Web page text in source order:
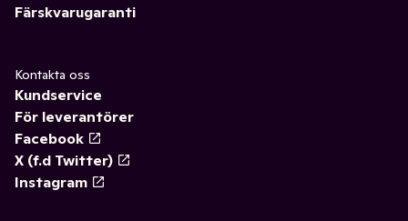
Färskvarugaranti
Kontakta oss
Kundservice
För leverantörer
Facebook
X (f.d Twitter)
Instagram